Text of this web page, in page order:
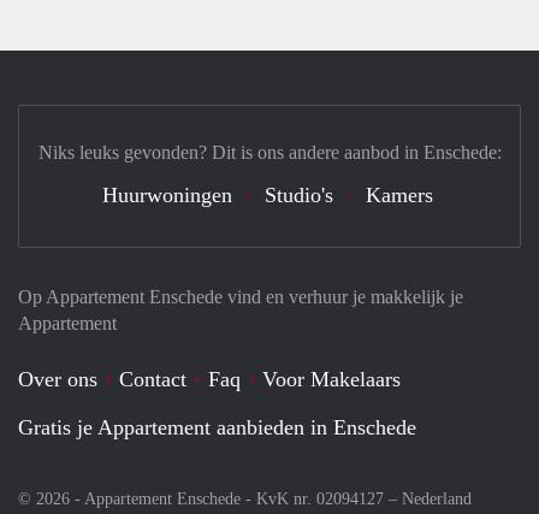
Op Appartement Enschede vind en verhuur je makkelijk je
Appartement
Over ons Contact Faq
Voor Makelaars
Gratis je Appartement aanbieden in Enschede
© 2026 - Appartement Enschede - KvK nr. 02094127 – Nederland
Niks leuks gevonden? Dit is ons andere aanbod in Enschede:
Huurwoningen Studio's Kamers